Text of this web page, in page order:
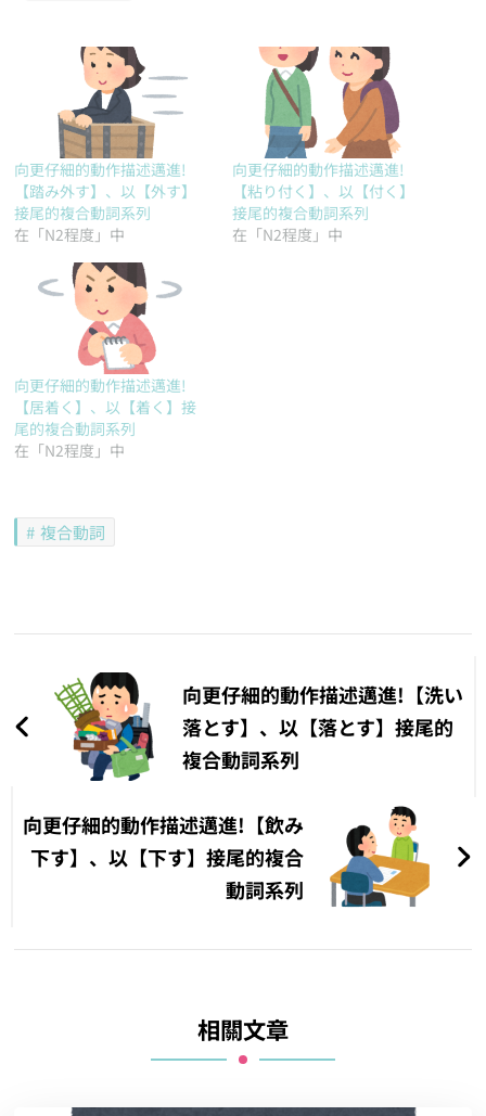
向更仔細的動作描述邁進!
【踏み外す】、以【外す】
接尾的複合動詞系列
在「N2程度」中
向更仔細的動作描述邁進!
【粘り付く】、以【付く】
接尾的複合動詞系列
在「N2程度」中
向更仔細的動作描述邁進!
【居着く】、以【着く】接
尾的複合動詞系列
在「N2程度」中
複合動詞
導
向更仔細的動作描述邁進!【洗い
落とす】、以【落とす】接尾的
複合動詞系列
向更仔細的動作描述邁進!【飲み
下す】、以【下す】接尾的複合
動詞系列
相關文章